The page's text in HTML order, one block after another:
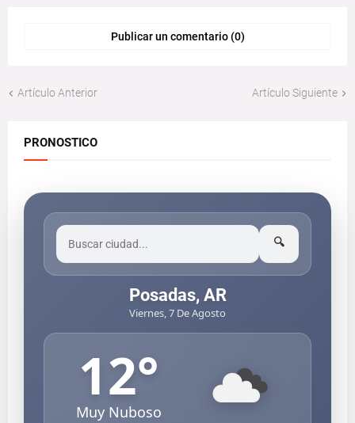
Publicar un comentario (0)
Artículo Anterior Artículo Siguiente
PRONOSTICO
🔍
Posadas, AR
Viernes, 7 De Agosto
12°
Muy Nuboso